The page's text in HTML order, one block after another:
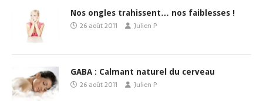
Nos ongles trahissent… nos faiblesses !
26 août 2011 Julien P
GABA : Calmant naturel du cerveau
26 août 2011 Julien P